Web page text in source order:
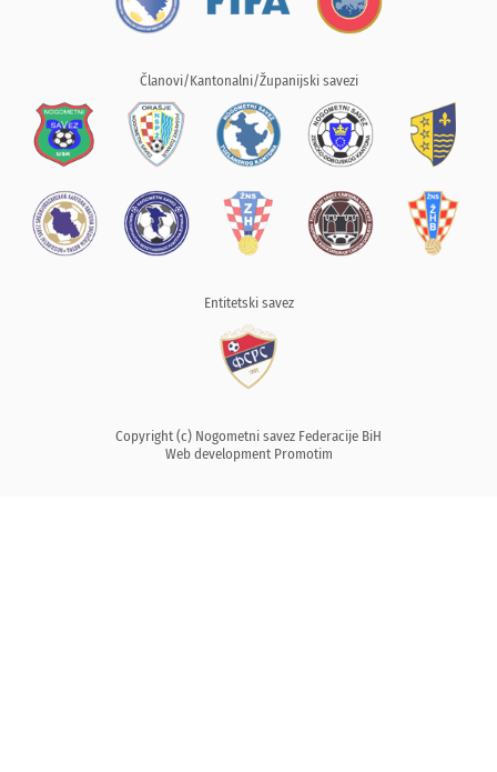
Članovi/Kantonalni/Županijski savezi
Entitetski savez
Copyright (c) Nogometni savez Federacije BiH
Web development Promotim